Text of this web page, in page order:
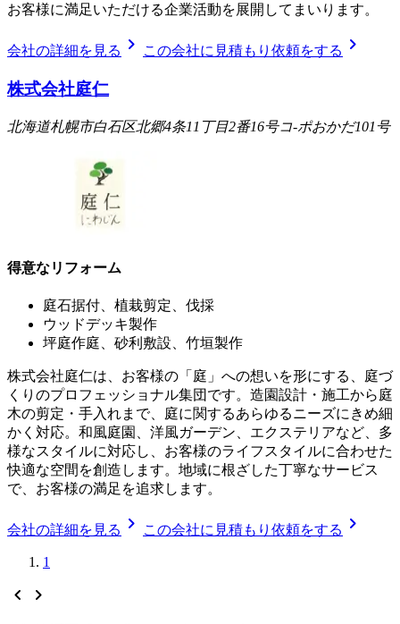
お客様に満足いただける企業活動を展開してまいります。
会社の詳細を見る chevron_right この会社に見積もり依頼をする chevron_right
株式会社庭仁
北海道札幌市白石区北郷4条11丁目2番16号コ-ポおかだ101号
得意なリフォーム
庭石据付、植栽剪定、伐採
ウッドデッキ製作
坪庭作庭、砂利敷設、竹垣製作
株式会社庭仁は、お客様の「庭」への想いを形にする、庭づ
くりのプロフェッショナル集団です。造園設計・施工から庭
木の剪定・手入れまで、庭に関するあらゆるニーズにきめ細
かく対応。和風庭園、洋風ガーデン、エクステリアなど、多
様なスタイルに対応し、お客様のライフスタイルに合わせた
快適な空間を創造します。地域に根ざした丁寧なサービス
で、お客様の満足を追求します。
会社の詳細を見る chevron_right この会社に見積もり依頼をする chevron_right
1
chevron_left chevron_right